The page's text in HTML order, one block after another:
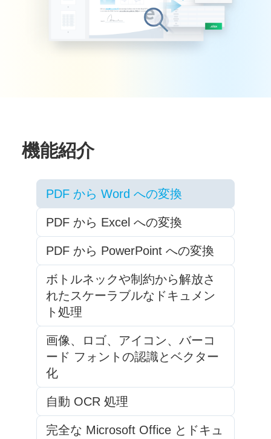
機能紹介
PDF から Word への変換
PDF から Excel への変換
PDF から PowerPoint への変換
ボトルネックや制約から解放さ
れたスケーラブルなドキュメン
ト処理
画像、ロゴ、アイコン、バーコ
ード フォントの認識とベクター
化
自動 OCR 処理
完全な Microsoft Office とドキュ